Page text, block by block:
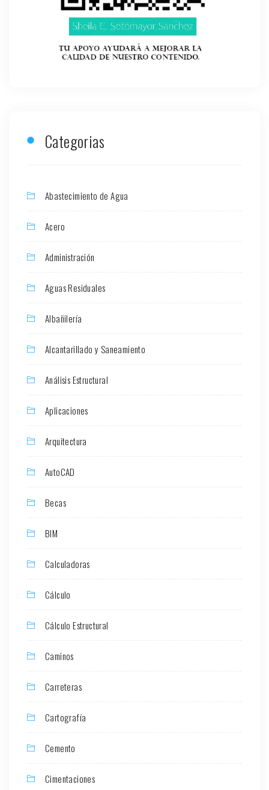
Categorias
Abastecimiento de Agua
Acero
Administración
Aguas Residuales
Albañilería
Alcantarillado y Saneamiento
Análisis Estructural
Aplicaciones
Arquitectura
AutoCAD
Becas
BIM
Calculadoras
Cálculo
Cálculo Estructural
Caminos
Carreteras
Cartografía
Cemento
Cimentaciones